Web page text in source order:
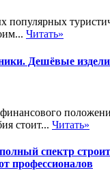
популярных
Читать»
Дешёвые
стоит... Читать»
спектр
профессионалов